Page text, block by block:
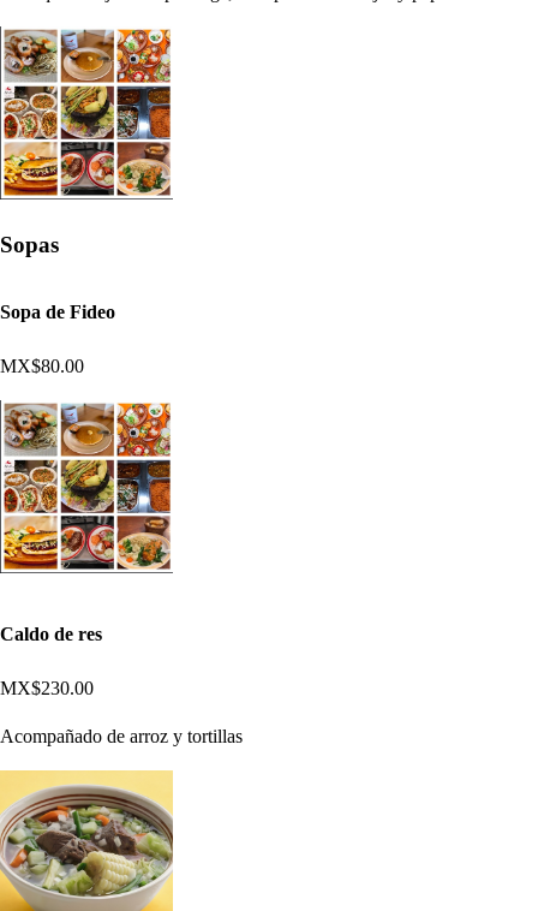
Sopas
Sopa de Fideo
MX$80.00
Caldo de res
MX$230.00
Acompañado de arroz y tortillas